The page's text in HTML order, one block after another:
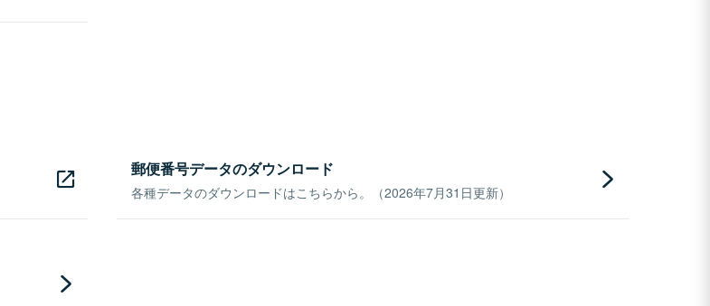
郵便番号データのダウンロード
各種データのダウンロードはこちらから。（2026年7月31日更新）